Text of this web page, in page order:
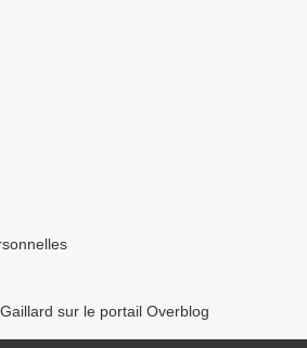
sur le portail Overblog